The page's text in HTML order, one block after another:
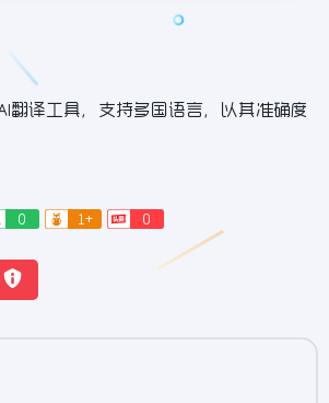
翻译工具，支持多国语言，以其准确度
0 1+ 0